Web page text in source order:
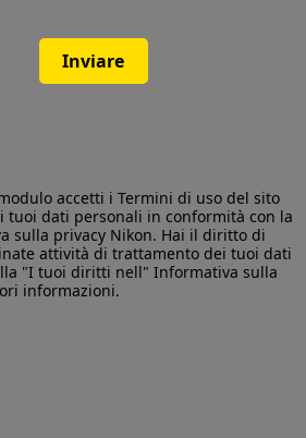
Inviare
accetti iTermini di uso del sito
tuoi dati personali in conformità con la
sulla privacy Nikon. Hai il diritto di
attività di trattamento dei tuoi dati
"I tuoi diritti nell" Informativa sulla
informazioni.